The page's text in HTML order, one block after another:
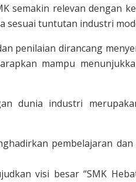
semakin relevan dengan
sesuai tuntutan industri
penilaian dirancang
mampu
dunia industri
pembelajaran dan
visi besar “SMK